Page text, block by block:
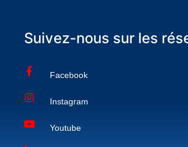
Suivez-nous sur les
Facebook
Instagram
Youtube